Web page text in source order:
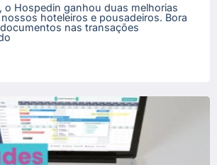
o Hospedin ganhou duas melhorias
hoteleiros e pousadeiros. Bora
nas transações